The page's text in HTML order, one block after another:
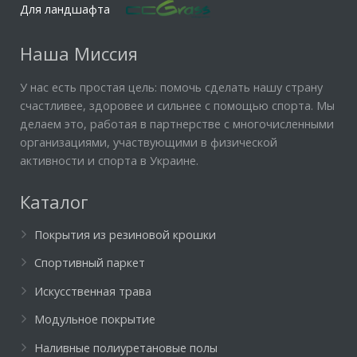
Для ландшафта
Наша Миссия
У нас есть простая цель: помочь сделать нашу страну
счастливее, здоровее и сильнее с помощью спорта. Мы
делаем это, работая в партнерстве с многочисленными
организациями, участвующими в физической
активности и спорта в Украине.
Каталог
Покрытия из резиновой крошки
Спортивный паркет
Искусственная трава
Модульное покрытие
Наливные полиуретановые полы